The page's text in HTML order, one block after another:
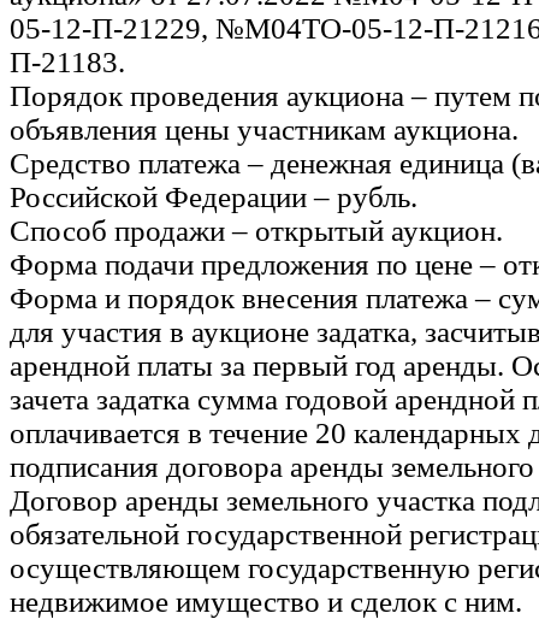
05-12-П-21229, №М04ТО-05-12-П-
П-21183.
Порядок проведения аукциона – путем
объявления цены участникам аукциона.
Средство платежа – денежная единица
Российской Федерации – рубль.
Способ продажи – открытый аукцион.
Форма подачи предложения по цене –
Форма и порядок внесения платежа –
для участия в аукционе задатка,
арендной платы за первый год аренды.
зачета задатка сумма годовой арендной
оплачивается в течение 20 календарных
подписания договора аренды земельного
Договор аренды земельного участка
обязательной государственной
осуществляющем государственную
недвижимое имущество и сделок с ним.